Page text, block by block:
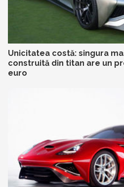
Unicitatea costă: singura
construită din titan are un
euro